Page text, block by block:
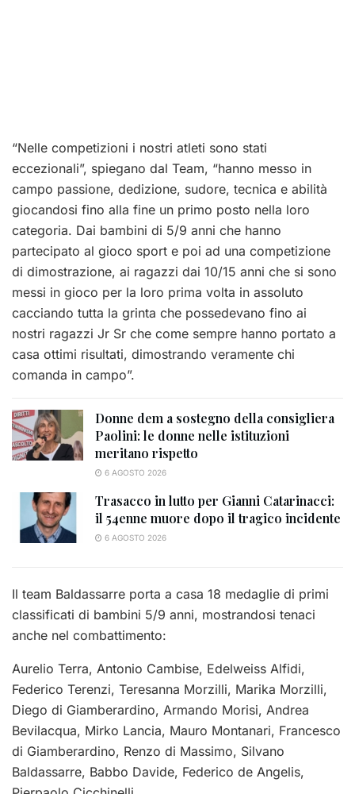
“Nelle competizioni i nostri atleti sono stati
eccezionali”, spiegano dal Team, “hanno messo in
campo passione, dedizione, sudore, tecnica e abilità
giocandosi fino alla fine un primo posto nella loro
categoria. Dai bambini di 5/9 anni che hanno
partecipato al gioco sport e poi ad una competizione
di dimostrazione, ai ragazzi dai 10/15 anni che si sono
messi in gioco per la loro prima volta in assoluto
cacciando tutta la grinta che possedevano fino ai
nostri ragazzi Jr Sr che come sempre hanno portato a
casa ottimi risultati, dimostrando veramente chi
comanda in campo”.
Donne dem a sostegno della consigliera
Paolini: le donne nelle istituzioni
meritano rispetto
6 AGOSTO 2026
Trasacco in lutto per Gianni Catarinacci:
il 54enne muore dopo il tragico incidente
6 AGOSTO 2026
Il team Baldassarre porta a casa 18 medaglie di primi
classificati di bambini 5/9 anni, mostrandosi tenaci
anche nel combattimento:
Aurelio Terra, Antonio Cambise, Edelweiss Alfidi,
Federico Terenzi, Teresanna Morzilli, Marika Morzilli,
Diego di Giamberardino, Armando Morisi, Andrea
Bevilacqua, Mirko Lancia, Mauro Montanari, Francesco
di Giamberardino, Renzo di Massimo, Silvano
Baldassarre, Babbo Davide, Federico de Angelis,